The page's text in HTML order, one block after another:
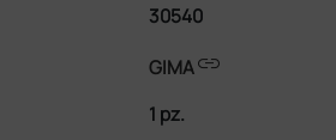
30540
GIMAlink
1 pz.